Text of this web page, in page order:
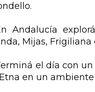
Andalucía
Mijas, Frigiliana
el día con
en un